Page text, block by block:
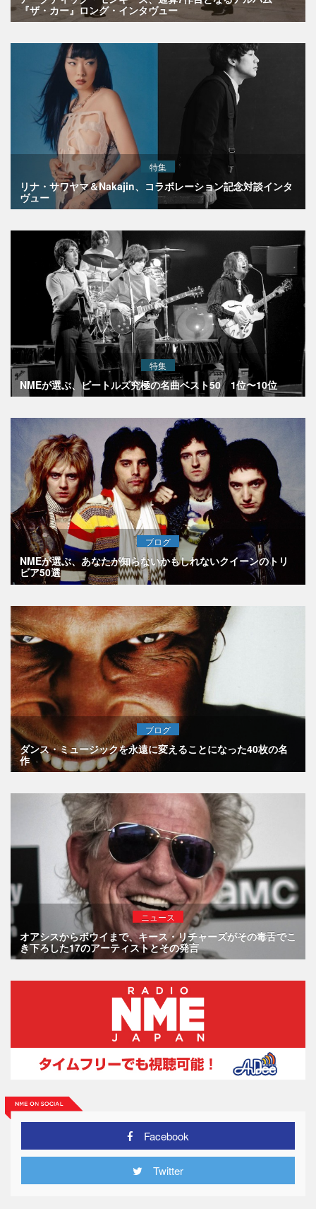
『ザ・カー』ロング・インタヴュー
特集
リナ・サワヤマ＆Nakajin、コラボレーション記念対談インタ
ヴュー
特集
NMEが選ぶ、ビートルズ究極の名曲ベスト50 1位〜10位
ブログ
NMEが選ぶ、あなたが知らないかもしれないクイーンのトリ
ビア50選
ブログ
ダンス・ミュージックを永遠に変えることになった40枚の名
作
ニュース
オアシスからボウイまで、キース・リチャーズがその毒舌でこ
き下ろした17のアーティストとその発言
Facebook
Twitter